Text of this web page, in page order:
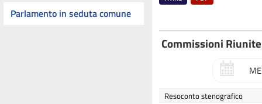
Parlamento in seduta comune
Commissioni
Resoconto stenografico